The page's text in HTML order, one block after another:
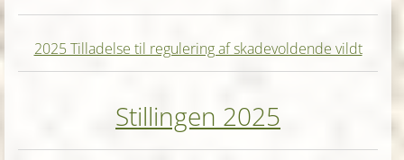
2025 Tilladelse til regulering af skadevoldende vildt
Stillingen 2025